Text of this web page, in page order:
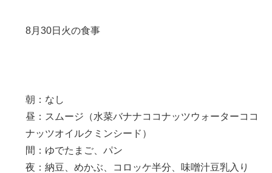
8月30日火の食事
朝：なし
昼：スムージ（水菜バナナココナッツウォーターココ
ナッツオイルクミンシード）
間：ゆでたまご、パン
夜：納豆、めかぶ、コロッケ半分、味噌汁豆乳入り